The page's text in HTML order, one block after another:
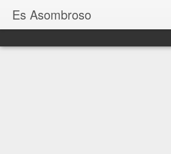
Es Asombroso